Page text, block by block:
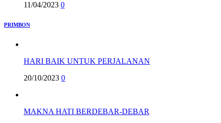
11/04/2023 0
PRIMBON
HARI BAIK UNTUK PERJALANAN
20/10/2023 0
MAKNA HATI BERDEBAR-DEBAR